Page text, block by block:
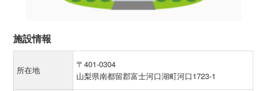
施設情報
所在地
〒401-0304
山梨県南都留郡富士河口湖町河口1723-1